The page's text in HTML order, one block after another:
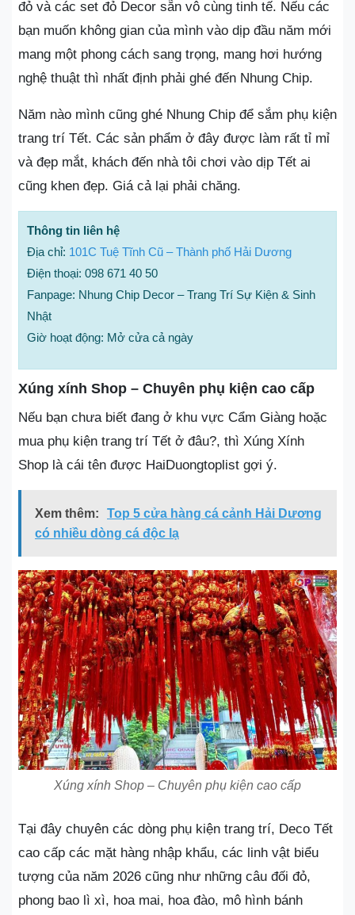
đỏ và các set đỏ Decor sẵn vô cùng tinh tế. Nếu các
bạn muốn không gian của mình vào dịp đầu năm mới
mang một phong cách sang trọng, mang hơi hướng
nghệ thuật thì nhất định phải ghé đến Nhung Chip.
Năm nào mình cũng ghé Nhung Chip để sắm phụ kiện
trang trí Tết. Các sản phẩm ở đây được làm rất tỉ mỉ
và đẹp mắt, khách đến nhà tôi chơi vào dịp Tết ai
cũng khen đẹp. Giá cả lại phải chăng.
Thông tin liên hệ
Địa chỉ: 101C Tuệ Tĩnh Cũ – Thành phố Hải Dương
Điện thoại: 098 671 40 50
Fanpage: Nhung Chip Decor – Trang Trí Sự Kiện & Sinh
Nhật
Giờ hoạt động: Mở cửa cả ngày
Xúng xính Shop – Chuyên phụ kiện cao cấp
Nếu bạn chưa biết đang ở khu vực Cẩm Giàng hoặc
mua phụ kiện trang trí Tết ở đâu?, thì Xúng Xính
Shop là cái tên được HaiDuongtoplist gợi ý.
Xem thêm:
Top 5 cửa hàng cá cảnh Hải Dương
có nhiều dòng cá độc lạ
Xúng xính Shop – Chuyên phụ kiện cao cấp
Tại đây chuyên các dòng phụ kiện trang trí, Deco Tết
cao cấp các mặt hàng nhập khẩu, các linh vật biểu
tượng của năm 2026 cũng như những câu đối đỏ,
phong bao lì xì, hoa mai, hoa đào, mô hình bánh